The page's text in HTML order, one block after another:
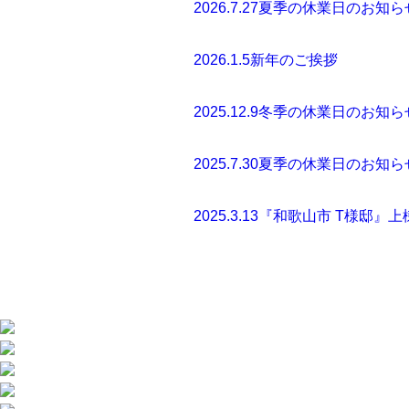
2026.7.27夏季の休業日のお知ら
2026.1.5新年のご挨拶
2025.12.9冬季の休業日のお知ら
2025.7.30夏季の休業日のお知ら
2025.3.13 『和歌山市 T様邸』上